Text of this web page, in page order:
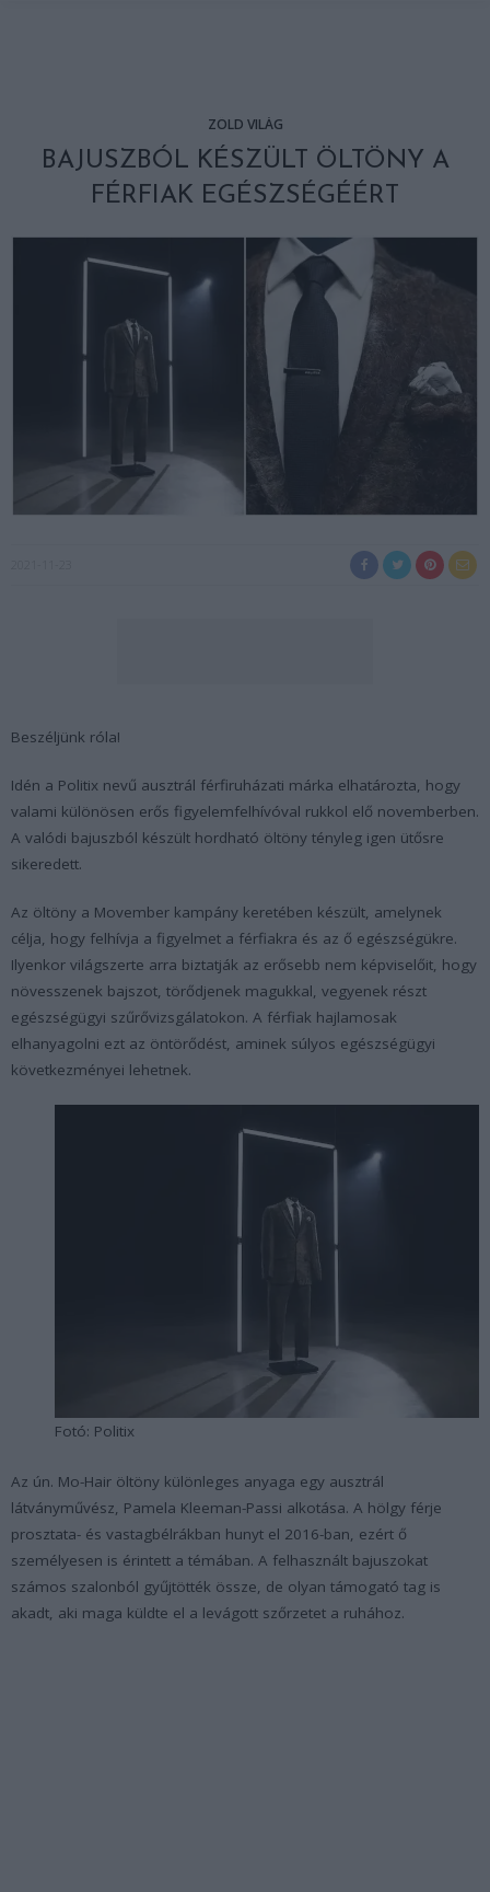
ZÖLD VILÁG
BAJUSZBÓL KÉSZÜLT ÖLTÖNY A
FÉRFIAK EGÉSZSÉGÉÉRT
Beszéljünk róla!
Idén a Politix nevű ausztrál férfiruházati márka elhatározta, hogy
valami különösen erős figyelemfelhívóval rukkol elő novemberben.
A valódi bajuszból készült hordható öltöny tényleg igen ütősre
sikeredett.
Az öltöny a Movember kampány keretében készült, amelynek
célja, hogy felhívja a figyelmet a férfiakra és az ő egészségükre.
Ilyenkor világszerte arra biztatják az erősebb nem képviselőit, hogy
növesszenek bajszot, törődjenek magukkal, vegyenek részt
egészségügyi szűrővizsgálatokon. A férfiak hajlamosak
elhanyagolni ezt az öntörődést, aminek súlyos egészségügyi
következményei lehetnek.
Fotó: Politix
Az ún. Mo-Hair öltöny különleges anyaga egy ausztrál
látványművész, Pamela Kleeman-Passi alkotása. A hölgy férje
prosztata- és vastagbélrákban hunyt el 2016-ban, ezért ő
személyesen is érintett a témában. A felhasznált bajuszokat
számos szalonból gyűjtötték össze, de olyan támogató tag is
akadt, aki maga küldte el a levágott szőrzetet a ruhához.